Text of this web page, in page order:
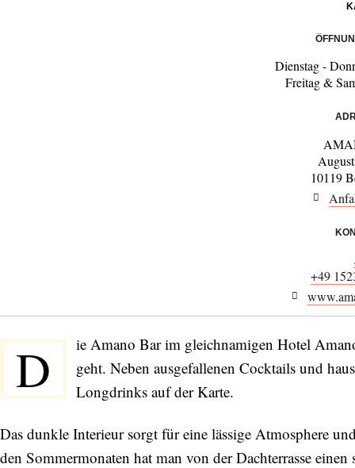
Dienstag -
Freitag &
10119
+49
D
ie Amano Bar im gleichnamigen Hotel
geht. Neben ausgefallenen Cocktails und
Longdrinks auf der Karte.
Das dunkle Interieur sorgt für eine lässige Atmosphere
den Sommermonaten hat man von der Dachterrasse